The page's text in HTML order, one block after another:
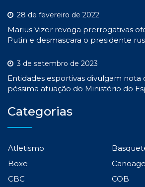
28 de fevereiro de 2022
Marius Vizer revoga prerrogativas
Putin e desmascara o presidente
3 de setembro de 2023
Entidades esportivas divulgam nota
péssima atuação do Ministério do
Categorias
Atletismo
Boxe
CBC
COB